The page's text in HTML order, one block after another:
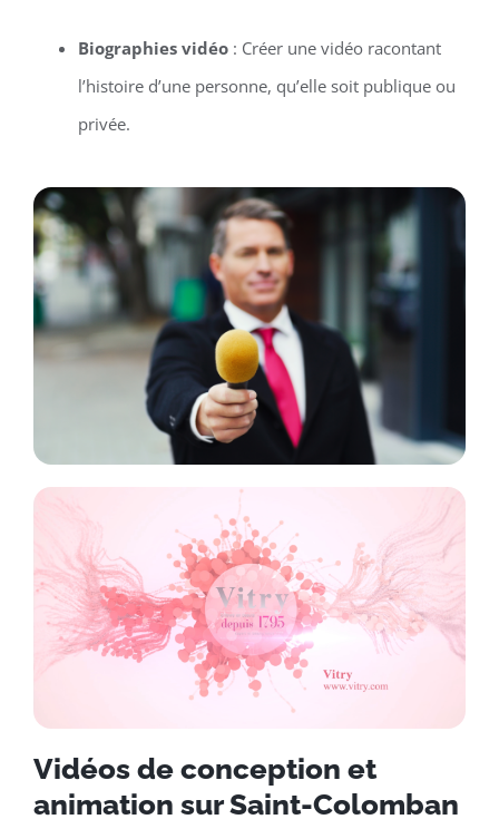
Biographies vidéo: Créer une vidéo racontant
l’histoire d’une personne, qu’elle soit publique ou
privée.
Vidéos de conception et
animation sur Saint-Colomban